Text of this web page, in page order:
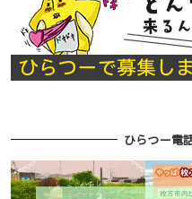
ひらつー電